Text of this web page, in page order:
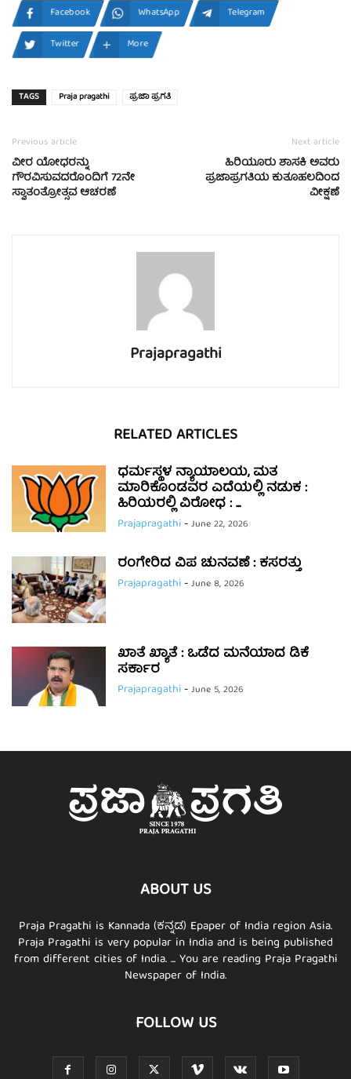
Facebook WhatsApp
Telegram
Twitter
More
TAGS Praja pragathi ಪ್ರಜಾ ಪ್ರಗತಿ
Previous article
ವೀರ ಯೋಧರನ್ನು
ಗೌರವಿಸುವದರೊಂದಿಗೆ 72ನೇ
ಸ್ವಾತಂತ್ರೋತ್ಸವ ಆಚರಣೆ
Next article
ಹಿರಿಯೂರು ಶಾಸಕಿ ಅವರು
ಪ್ರಜಾಪ್ರಗತಿಯ ಕುತೂಹಲದಿಂದ
ವೀಕ್ಷಣೆ
Prajapragathi
RELATED ARTICLES
ಧರ್ಮಸ್ಥಳ ನ್ಯಾಯಾಲಯ, ಮತ
ಮಾರಿಕೊಂಡವರ ಎದೆಯಲ್ಲಿ ನಡುಕ :
ಹಿರಿಯರಲ್ಲಿ ವಿರೋಧ : ...
Prajapragathi-June 22, 2026
ರಂಗೇರಿದ ವಿಪ ಚುನವಣೆ : ಕಸರತ್ತು
Prajapragathi-June 8, 2026
ಖಾತೆ ಖ್ಯಾತೆ : ಒಡೆದ ಮನೆಯಾದ ಡಿಕೆ
ಸರ್ಕಾರ
Prajapragathi-June 5, 2026
ABOUT US
Praja Pragathi is Kannada (ಕನ್ನಡ) Epaper of India region Asia.
Praja Pragathi is very popular in India and is being published
from different cities of India. ... You are reading Praja Pragathi
Newspaper of India.
FOLLOW US